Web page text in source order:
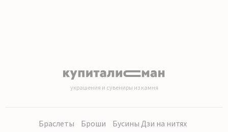
украшения и сувениры из камня
Браслеты Броши Бусины Дзи на нитях